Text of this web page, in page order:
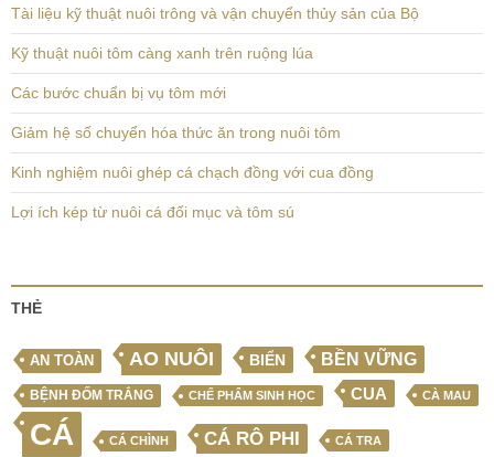
Tài liệu kỹ thuật nuôi trông và vận chuyển thủy sản của Bộ
Kỹ thuật nuôi tôm càng xanh trên ruộng lúa
Các bước chuẩn bị vụ tôm mới
Giảm hệ số chuyển hóa thức ăn trong nuôi tôm
Kinh nghiệm nuôi ghép cá chạch đồng với cua đồng
Lợi ích kép từ nuôi cá đối mục và tôm sú
THẺ
AN TOÀN AO NUÔI BIỂN BỀN VỮNG
BỆNH ĐỐM TRẮNG CHẾ PHẨM SINH HỌC CUA CÀ MAU
CÁ CÁ CHÌNH CÁ RÔ PHI CÁ TRA